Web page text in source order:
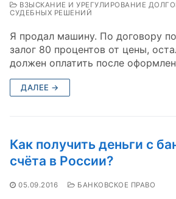
ВЗЫСКАНИЕ И УРЕГУЛИРОВАНИЕ
СУДЕБНЫХ РЕШЕНИЙ
Я продал машину. По договору
залог 80 процентов от цены,
должен оплатить после
ДАЛЕЕ →
Как получить деньги с
счёта в России?
05.09.2016 БАНКОВСКОЕ ПРАВО